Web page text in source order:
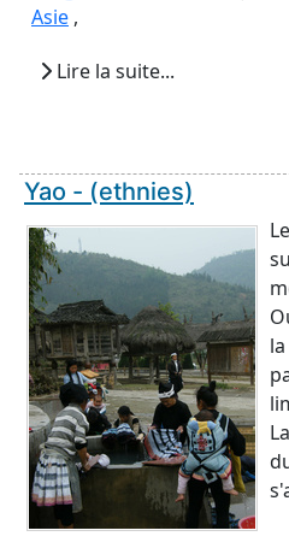
Asie ,
Lire la suite...
Yao - (ethnies)